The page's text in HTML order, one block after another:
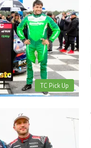
TC Pick Up